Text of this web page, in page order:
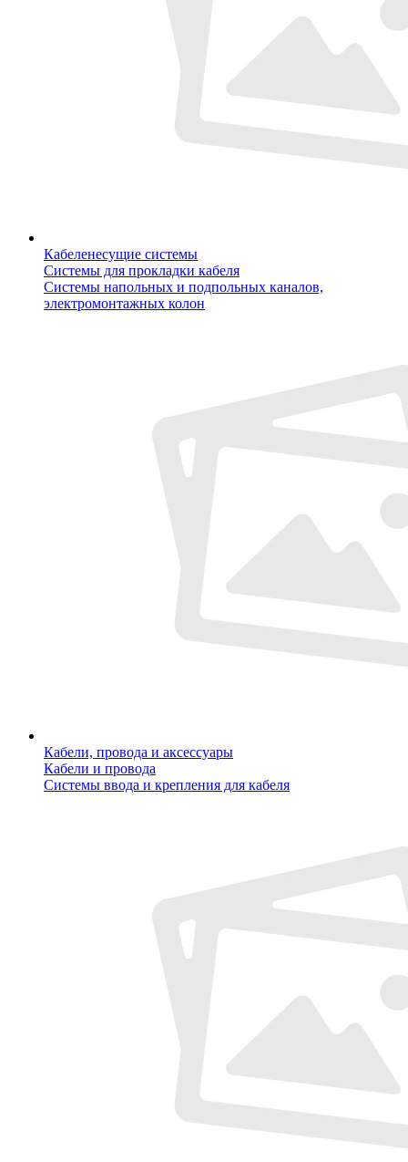
Кабеленесущие системы
Системы для прокладки кабеля
Системы напольных и подпольных каналов,
электромонтажных колон
Кабели, провода и аксессуары
Кабели и провода
Системы ввода и крепления для кабеля